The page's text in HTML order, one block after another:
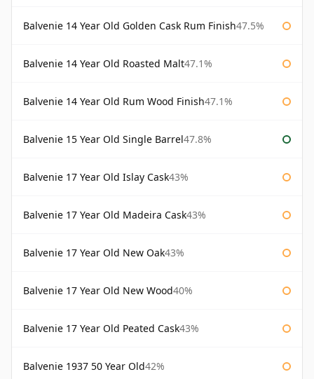
Balvenie 14 Year Old Golden Cask Rum Finish47.5%
Balvenie 14 Year Old Roasted Malt47.1%
Balvenie 14 Year Old Rum Wood Finish47.1%
Balvenie 15 Year Old Single Barrel47.8%
Balvenie 17 Year Old Islay Cask43%
Balvenie 17 Year Old Madeira Cask43%
Balvenie 17 Year Old New Oak43%
Balvenie 17 Year Old New Wood40%
Balvenie 17 Year Old Peated Cask43%
Balvenie 1937 50 Year Old42%